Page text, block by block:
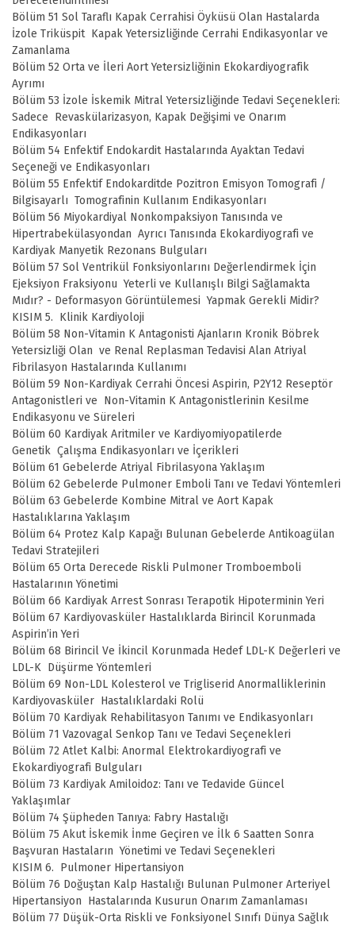
Bölüm 51 Sol Taraflı Kapak Cerrahisi Öyküsü Olan Hastalarda
İzole Triküspit Kapak Yetersizliğinde Cerrahi Endikasyonlar ve
Zamanlama
Bölüm 52 Orta ve İleri Aort Yetersizliğinin Ekokardiyografik
Ayrımı
Bölüm 53 İzole İskemik Mitral Yetersizliğinde Tedavi Seçenekleri:
Sadece Revaskülarizasyon, Kapak Değişimi ve Onarım
Endikasyonları
Bölüm 54 Enfektif Endokardit Hastalarında Ayaktan Tedavi
Seçeneği ve Endikasyonları
Bölüm 55 Enfektif Endokarditde Pozitron Emisyon Tomografi /
Bilgisayarlı Tomografinin Kullanım Endikasyonları
Bölüm 56 Miyokardiyal Nonkompaksiyon Tanısında ve
Hipertrabekülasyondan Ayrıcı Tanısında Ekokardiyografi ve
Kardiyak Manyetik Rezonans Bulguları
Bölüm 57 Sol Ventrikül Fonksiyonlarını Değerlendirmek İçin
Ejeksiyon Fraksiyonu Yeterli ve Kullanışlı Bilgi Sağlamakta
Mıdır? - Deformasyon Görüntülemesi Yapmak Gerekli Midir?
KISIM 5. Klinik Kardiyoloji
Bölüm 58 Non-Vitamin K Antagonisti Ajanların Kronik Böbrek
Yetersizliği Olan ve Renal Replasman Tedavisi Alan Atriyal
Fibrilasyon Hastalarında Kullanımı
Bölüm 59 Non-Kardiyak Cerrahi Öncesi Aspirin, P2Y12 Reseptör
Antagonistleri ve Non-Vitamin K Antagonistlerinin Kesilme
Endikasyonu ve Süreleri
Bölüm 60 Kardiyak Aritmiler ve Kardiyomiyopatilerde
Genetik Çalışma Endikasyonları ve İçerikleri
Bölüm 61 Gebelerde Atriyal Fibrilasyona Yaklaşım
Bölüm 62 Gebelerde Pulmoner Emboli Tanı ve Tedavi Yöntemleri
Bölüm 63 Gebelerde Kombine Mitral ve Aort Kapak
Hastalıklarına Yaklaşım
Bölüm 64 Protez Kalp Kapağı Bulunan Gebelerde Antikoagülan
Tedavi Stratejileri
Bölüm 65 Orta Derecede Riskli Pulmoner Tromboemboli
Hastalarının Yönetimi
Bölüm 66 Kardiyak Arrest Sonrası Terapotik Hipoterminin Yeri
Bölüm 67 Kardiyovasküler Hastalıklarda Birincil Korunmada
Aspirin’in Yeri
Bölüm 68 Birincil Ve İkincil Korunmada Hedef LDL-K Değerleri ve
LDL-K Düşürme Yöntemleri
Bölüm 69 Non-LDL Kolesterol ve Trigliserid Anormalliklerinin
Kardiyovasküler Hastalıklardaki Rolü
Bölüm 70 Kardiyak Rehabilitasyon Tanımı ve Endikasyonları
Bölüm 71 Vazovagal Senkop Tanı ve Tedavi Seçenekleri
Bölüm 72 Atlet Kalbi: Anormal Elektrokardiyografi ve
Ekokardiyografi Bulguları
Bölüm 73 Kardiyak Amiloidoz: Tanı ve Tedavide Güncel
Yaklaşımlar
Bölüm 74 Şüpheden Tanıya: Fabry Hastalığı
Bölüm 75 Akut İskemik İnme Geçiren ve İlk 6 Saatten Sonra
Başvuran Hastaların Yönetimi ve Tedavi Seçenekleri
KISIM 6. Pulmoner Hipertansiyon
Bölüm 76 Doğuştan Kalp Hastalığı Bulunan Pulmoner Arteriyel
Hipertansiyon Hastalarında Kusurun Onarım Zamanlaması
Bölüm 77 Düşük-Orta Riskli ve Fonksiyonel Sınıfı Dünya Sağlık